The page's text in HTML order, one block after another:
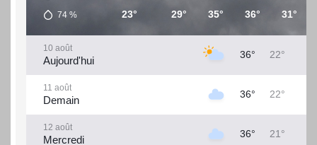
74 % 23° 29° 35° 36° 31°
10 août
Aujourd'hui 36° 22°
11 août
Demain 36° 22°
12 août
Mercredi 36° 21°